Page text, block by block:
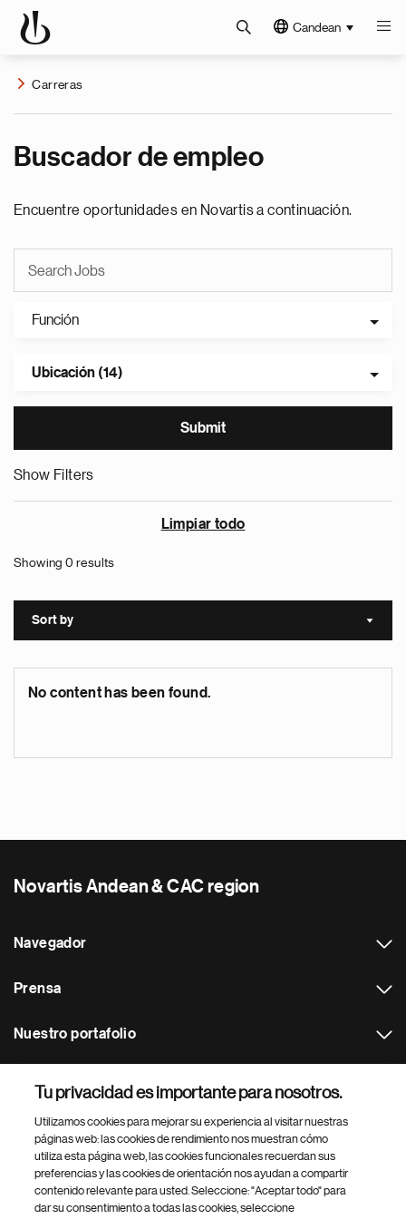
Candean
Carreras
Buscador de empleo
Encuentre oportunidades en Novartis a continuación.
Función
Ubicación (14)
Show Filters
Limpiar todo
Showing 0 results
Sort by Sort
No content has been found.
Novartis Andean & CAC region
Navegador
Prensa
Nuestro portafolio
Footer Site Search
Tu privacidad es importante para nosotros.
Utilizamos cookies para mejorar su experiencia al visitar nuestras
páginas web: las cookies de rendimiento nos muestran cómo
utiliza esta página web, las cookies funcionales recuerdan sus
preferencias y las cookies de orientación nos ayudan a compartir
contenido relevante para usted. Seleccione: "Aceptar todo" para
dar su consentimiento a todas las cookies, seleccione